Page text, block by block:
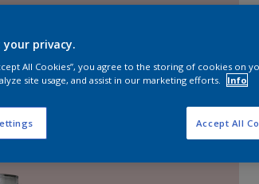
your privacy.
All Cookies”, you agree to the storing of cookies on
site usage, and assist in our marketing efforts.
Info
Accept All